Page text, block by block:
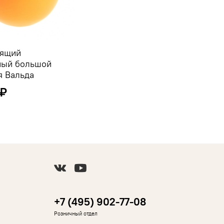
большой
Вальда
+7 (495) 902-77-08
Розничный отдел